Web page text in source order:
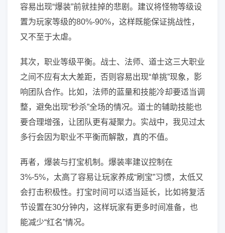
容易出现“爆装”前就挂掉的悲剧。建议将怪物等级设
置为玩家等级的80%-90%，这样既能保证挑战性，
又不至于太虐。
其次，职业等级平衡。战士、法师、道士这三大职业
之间不应有太大差距，否则容易出现“单挑”现象，影
响团队合作。比如，法师的蓝量和技能冷却要适当调
整，避免出现“秒杀”全场的情况。道士的辅助技能也
要合理增强，让团队更有凝聚力。实战中，我见过太
多行会因为职业不平衡而解散，真的不值。
再者，爆装与打宝机制。爆装率建议控制在
3%-5%，太高了容易让玩家养成“刷宝”习惯，太低又
会打击积极性。打宝时间可以适当延长，比如将复活
节设置在30分钟内，这样玩家有更多时间准备，也
能减少“红名”情况。